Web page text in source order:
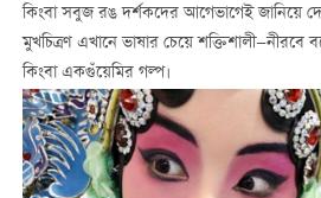
কিংবা সবুজ রঙ দর্শকদের আগেভাগেই জানিয়ে
মুখচিত্রণ এখানে ভাষার চেয়ে শক্তিশালী—নীরবে
কিংবা একগুঁয়েমির গল্প।